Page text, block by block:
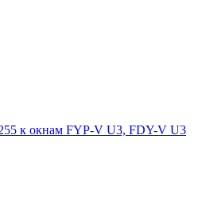
к окнам FYP-V U3, FDY-V U3